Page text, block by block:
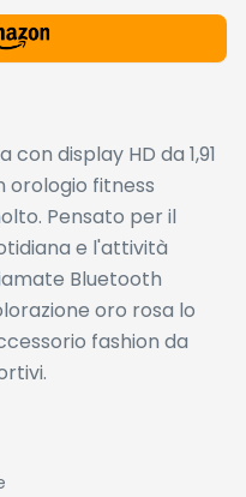
display HD da 1,91
orologio fitness
Pensato per il
e l'attività
Bluetooth
oro rosa lo
fashion da